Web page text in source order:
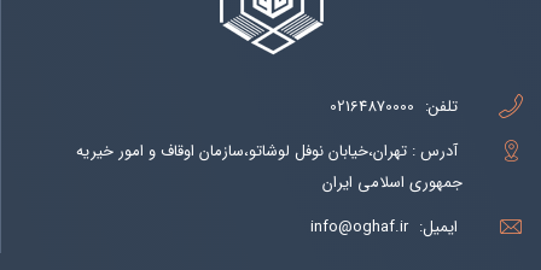
تلفن: 02164870000
آدرس : تهران،خیابان نوفل لوشاتو،سازمان اوقاف و امور خیریه
جمهوری اسلامی ایران
ایمیل: info@oghaf.ir